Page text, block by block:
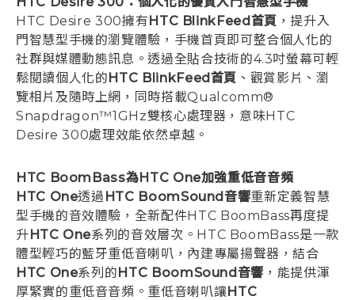
HTC Desire 300擁有HTC BlinkFeed首頁 ，提升入
門智慧型手機的瀏覽體驗，手機首頁即可整合個人化的
社群與媒體動態訊息。透過全貼合技術的4.3吋螢幕可輕
鬆閱讀個人化的HTC BlinkFeed首頁 、觀賞影片、瀏
覽相片及隨時上網，同時搭載Qualcomm®
Snapdragon™1GHz雙核心處理器，意味HTC
Desire 300處理效能依然卓越。
HTC BoomBass為HTC One加強重低音音頻
HTC One透過 HTC BoomSound音響重新定義智慧
型手機的音效體驗，全新配件HTC BoomBass再度提
升HTC One系列的音效層次。HTC BoomBass是一款
體型輕巧的藍牙重低音喇叭，內建專屬揚聲器，結合
HTC One系列的HTC BoomSound音響 ，能提供渾
厚緊實的重低音音頻。重低音喇叭讓HTC